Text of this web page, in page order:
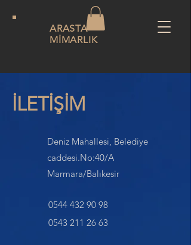
ARASTA
MİMARLIK
İLETİŞİM
Deniz Mahallesi, Belediye
caddesi.No:40/A
Marmara/Balıkesir
0544 432 90 98
0543 211 26 63